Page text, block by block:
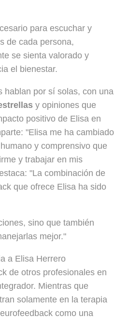
para escuchar y
de cada persona,
se sienta valorado y
el bienestar.
hablan por sí solas, con una
y opiniones que
positivo de Elisa en
"Elisa me ha cambiado
y comprensivo que
y trabajar en mis
"La combinación de
que ofrece Elisa ha sido
sino que también
mejor."
a Elisa Herrero
de otros profesionales en
Mientras que
solamente en la terapia
como una